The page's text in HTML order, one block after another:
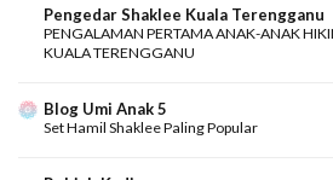
Pengedar Shaklee Kuala Terengganu
PENGALAMAN PERTAMA ANAK-ANAK
KUALA TERENGGANU
Blog Umi Anak 5
Set Hamil Shaklee Paling Popular